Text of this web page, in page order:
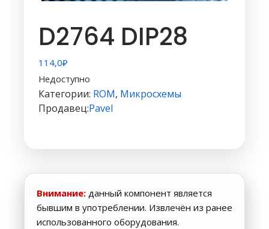
D2764 DIP28
114,0₽
Недоступно
Категории: ROM, Микросхемы
Продавец:Pavel
Внимание: данный компонент является
бывшим в употреблении. Извлечён из ранее
использованного оборудования.